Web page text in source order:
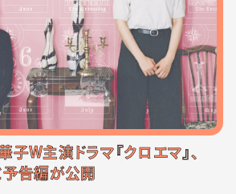
W主演ドラマ『クロエマ』、
予告編が公開